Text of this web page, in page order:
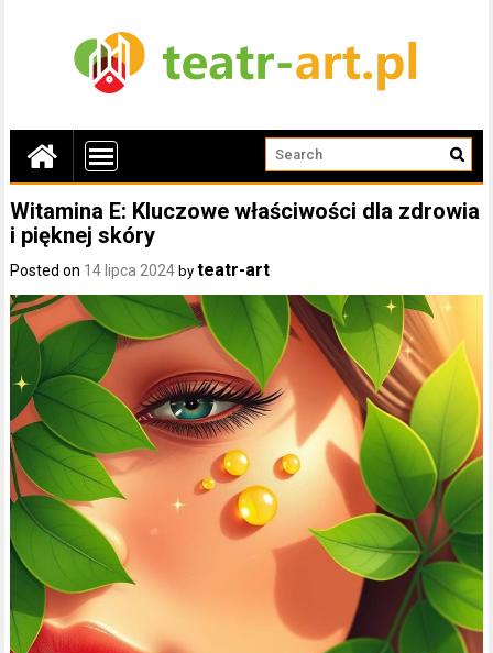
Witamina E: Kluczowe właściwości dla zdrowia
i pięknej skóry
Posted on 14 lipca 2024 byteatr-art